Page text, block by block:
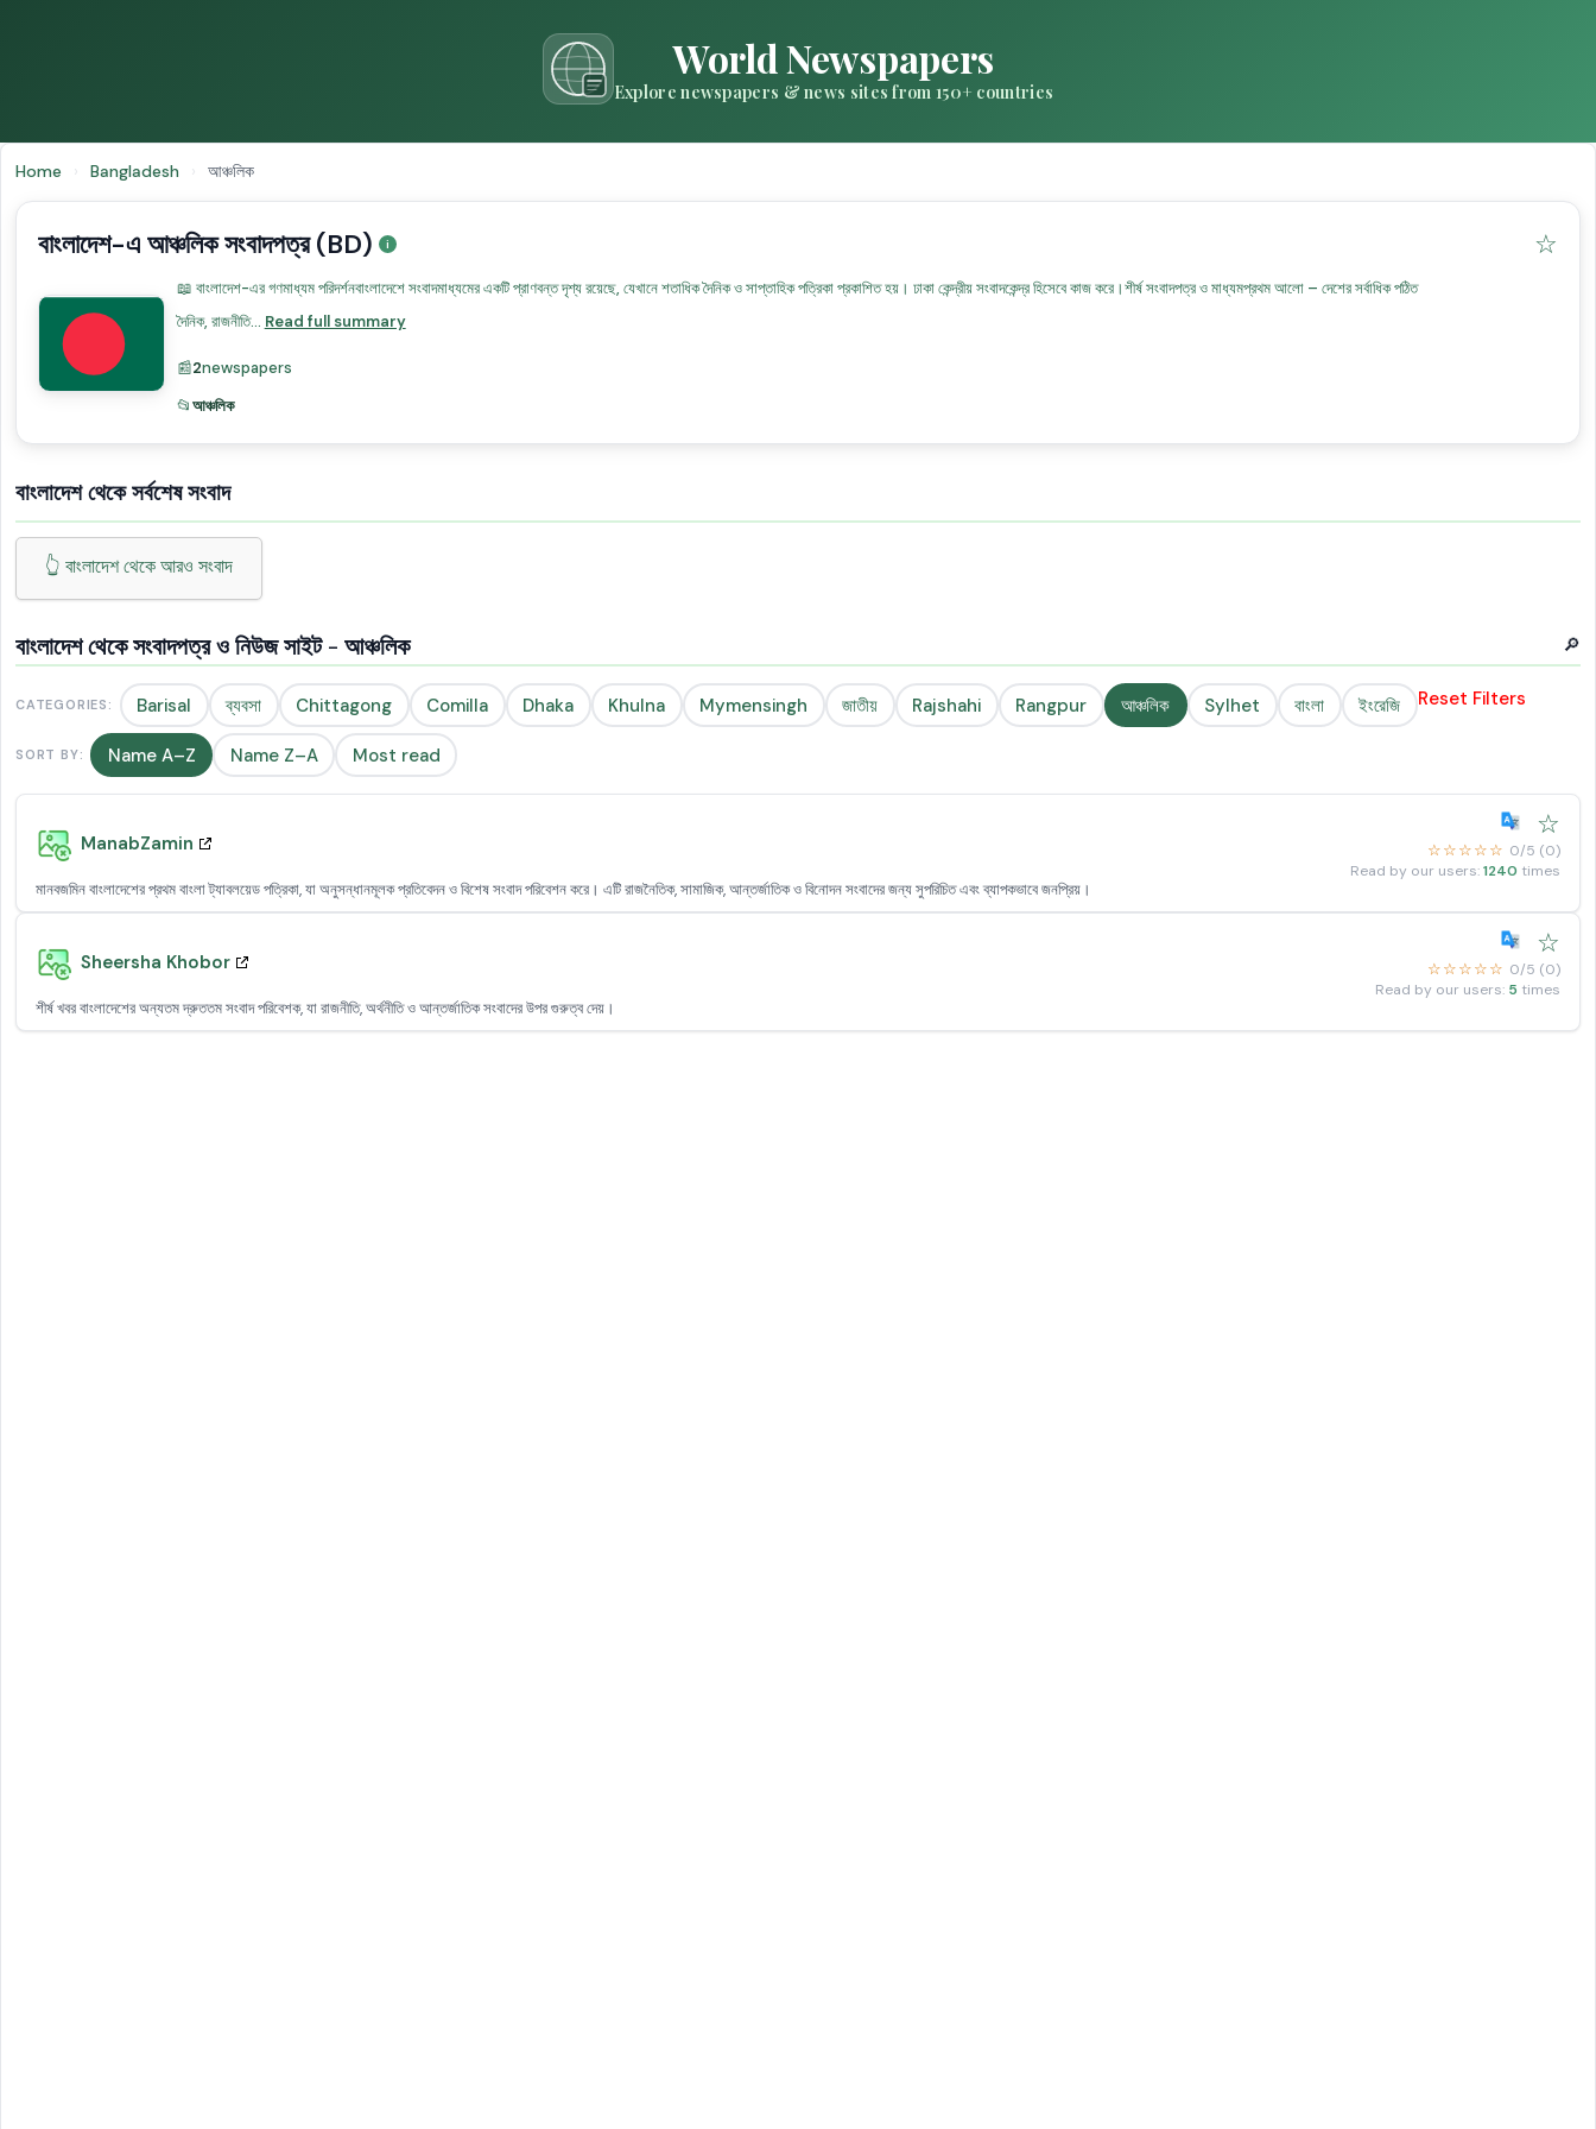
World Newspapers
Explore newspapers & news sites from 150+ countries
Home › Bangladesh › আঞ্চলিক
বাংলাদেশ-এ আঞ্চলিক সংবাদপত্র (BD) ☆
📖 বাংলাদেশ-এর গণমাধ্যম পরিদর্শনবাংলাদেশে সংবাদমাধ্যমের একটি প্রাণবন্ত দৃশ্য রয়েছে, যেখানে শতাধিক দৈনিক ও সাপ্তাহিক পত্রিকা প্রকাশিত হয়। ঢাকা কেন্দ্রীয় সংবাদকেন্দ্র হিসেবে কাজ করে।শীর্ষ সংবাদপত্র ও মাধ্যমপ্রথম আলো – দেশের সর্বাধিক পঠিত
দৈনিক, রাজনীতি... Read full summary
📰2newspapers
📂আঞ্চলিক
বাংলাদেশ থেকে সর্বশেষ সংবাদ
👆 বাংলাদেশ থেকে আরও সংবাদ
বাংলাদেশ থেকে সংবাদপত্র ও নিউজ সাইট - আঞ্চলিক 🔎
CATEGORIES: Barisal ব্যবসা Chittagong Comilla Dhaka Khulna Mymensingh জাতীয় Rajshahi Rangpur আঞ্চলিক Sylhet বাংলা ইংরেজি Reset Filters
SORT BY: Name A–Z Name Z–A Most read
ManabZamin
☆
☆☆☆☆☆ 0/5 (0)
Read by our users:1240 times
মানবজমিন বাংলাদেশের প্রথম বাংলা ট্যাবলয়েড পত্রিকা, যা অনুসন্ধানমূলক প্রতিবেদন ও বিশেষ সংবাদ পরিবেশন করে। এটি রাজনৈতিক, সামাজিক, আন্তর্জাতিক ও বিনোদন সংবাদের জন্য সুপরিচিত এবং ব্যাপকভাবে জনপ্রিয়।
Sheersha Khobor
☆
☆☆☆☆☆ 0/5 (0)
Read by our users: 5 times
শীর্ষ খবর বাংলাদেশের অন্যতম দ্রুততম সংবাদ পরিবেশক, যা রাজনীতি, অর্থনীতি ও আন্তর্জাতিক সংবাদের উপর গুরুত্ব দেয়।